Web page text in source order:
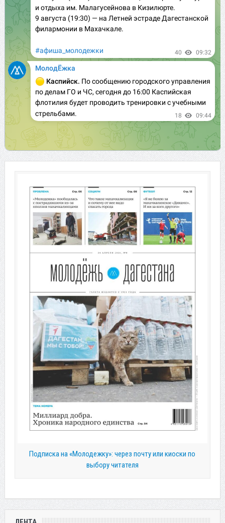
Подписка на «Молодежку»: через почту или киоски по
выбору читателя